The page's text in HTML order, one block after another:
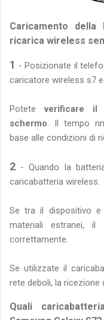
Caricamento
ricarica wireless
1 - Posizionate il
caricatore wireless s7
Poteteverificare il
schermo. Il tempo
base alle condizioni di
2 - Quando la
caricabatteria wireless.
Se tra il dispositivo e
materiali estranei, il
correttamente.
Se utilizzate il
rete deboli, la ricezione
Quali